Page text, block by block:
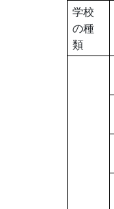
学校
の種
類